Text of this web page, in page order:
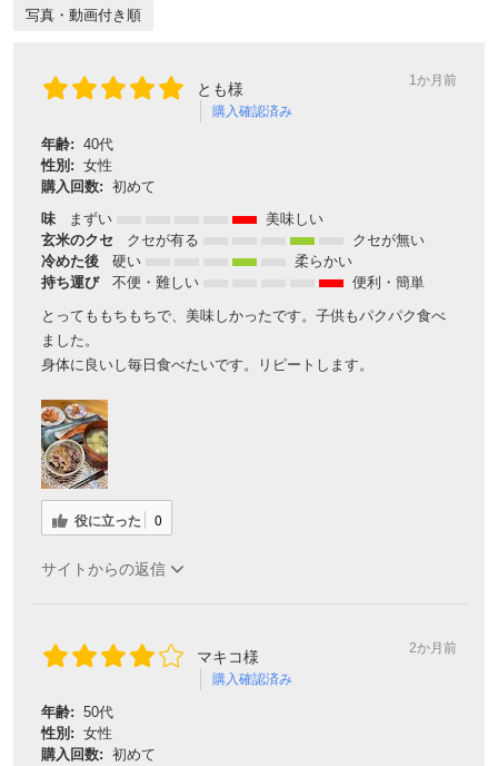
写真・動画付き順
とも様
購入確認済み
1か月前
年齢: 40代
性別: 女性
購入回数: 初めて
味
まずい
美味しい
玄米のクセ
クセが有る
クセが無い
冷めた後
硬い
柔らかい
持ち運び
不便・難しい
便利・簡単
とってももちもちで、美味しかったです。子供もパクパク食べ
ました。
身体に良いし毎日食べたいです。リピートします。
役に立った 0
サイトからの返信
マキコ様
購入確認済み
2か月前
年齢: 50代
性別: 女性
購入回数: 初めて